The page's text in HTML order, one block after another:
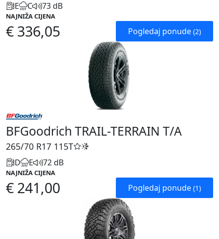
E C 73 dB
NAJNIŽA CIJENA
€ 336,05 Pogledaj ponude (2)
BFGoodrich TRAIL-TERRAIN T/A
265/70 R17 115T
D E 72 dB
NAJNIŽA CIJENA
€ 241,00 Pogledaj ponude (1)